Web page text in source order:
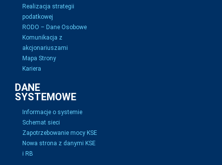
Realizacja strategii
podatkowej
RODO – Dane Osobowe
Komunikacja z
akcjonariuszami
Mapa Strony
Kariera
DANE
SYSTEMOWE
Informacje o systemie
Schemat sieci
Zapotrzebowanie mocy KSE
Nowa strona z danymi KSE
i RB